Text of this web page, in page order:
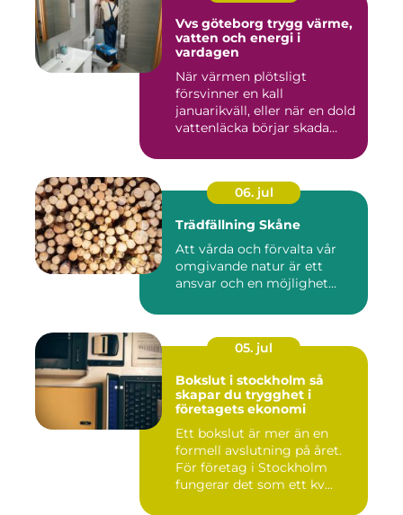
Vvs göteborg trygg värme,
vatten och energi i
vardagen
När värmen plötsligt
försvinner en kall
januarikväll, eller när en dold
vattenläcka börjar skada
06. jul
Trädfällning Skåne
Att vårda och förvalta vår
omgivande natur är ett
ansvar och en möjlighet...
05. jul
Bokslut i stockholm så
skapar du trygghet i
företagets ekonomi
Ett bokslut är mer än en
formell avslutning på året.
För företag i Stockholm
fungerar det som ett kv...